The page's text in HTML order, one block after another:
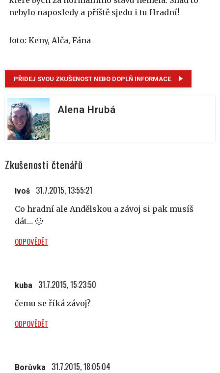
nebylo naposledy a příště sjedu i tu Hradní!
foto: Keny, Alča, Fána
PŘIDEJ SVOU ZKUŠENOST NEBO DOPLŇ INFORMACE
Alena Hrubá
Zkušenosti čtenářů
Ivoš 31.7.2015, 13:55:21
Co hradní ale Andělskou a závoj si pak musíš
dát… 🙂
ODPOVĚDĚT
kuba 31.7.2015, 15:23:50
čemu se říká závoj?
ODPOVĚDĚT
Borůvka 31.7.2015, 18:05:04